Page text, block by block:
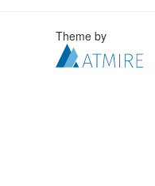
Theme by